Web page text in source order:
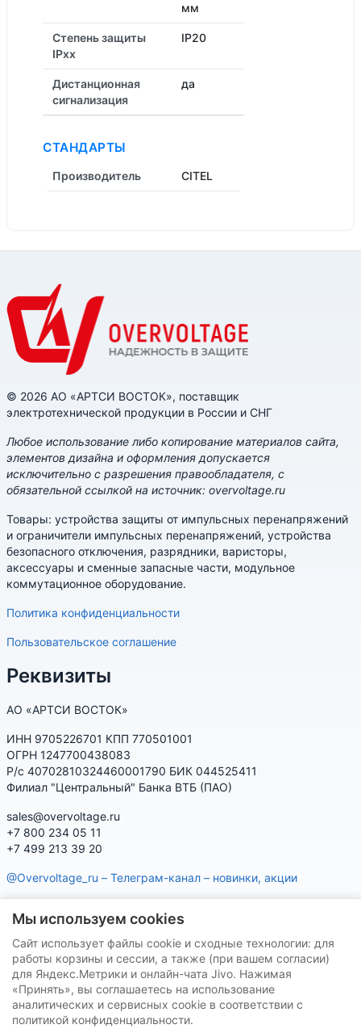
мм
Степень защиты
IPxx
IP20
Дистанционная
cигнализация
да
СТАНДАРТЫ
Производитель CITEL
© 2026 АО «АРТСИ ВОСТОК», поставщик
электротехнической продукции в России и СНГ
Любое использование либо копирование материалов сайта,
элементов дизайна и оформления допускается
исключительно с разрешения правообладателя, с
обязательной ссылкой на источник: overvoltage.ru
Товары: устройства защиты от импульсных перенапряжений
и ограничители импульсных перенапряжений, устройства
безопасного отключения, разрядники, варисторы,
аксессуары и сменные запасные части, модульное
коммутационное оборудование.
Политика конфиденциальности
Пользовательское соглашение
Реквизиты
АО «АРТСИ ВОСТОК»
ИНН 9705226701 КПП 770501001
ОГРН 1247700438083
Р/с 40702810324460001790 БИК 044525411
Филиал "Центральный" Банка ВТБ (ПАО)
sales@overvoltage.ru
+7 800 234 05 11
+7 499 213 39 20
@Overvoltage_ru – Телеграм-канал – новинки, акции
характеристики, наличие, подбор
Нашу продукцию Вы можете приобрести на маркетплейсах
Мы используем cookies
Сайт использует файлы cookie и сходные технологии: для
работы корзины и сессии, а также (при вашем согласии)
для Яндекс.Метрики и онлайн-чата Jivo. Нажимая
«Принять», вы соглашаетесь на использование
аналитических и сервисных cookie в соответствии с
политикой конфиденциальности.